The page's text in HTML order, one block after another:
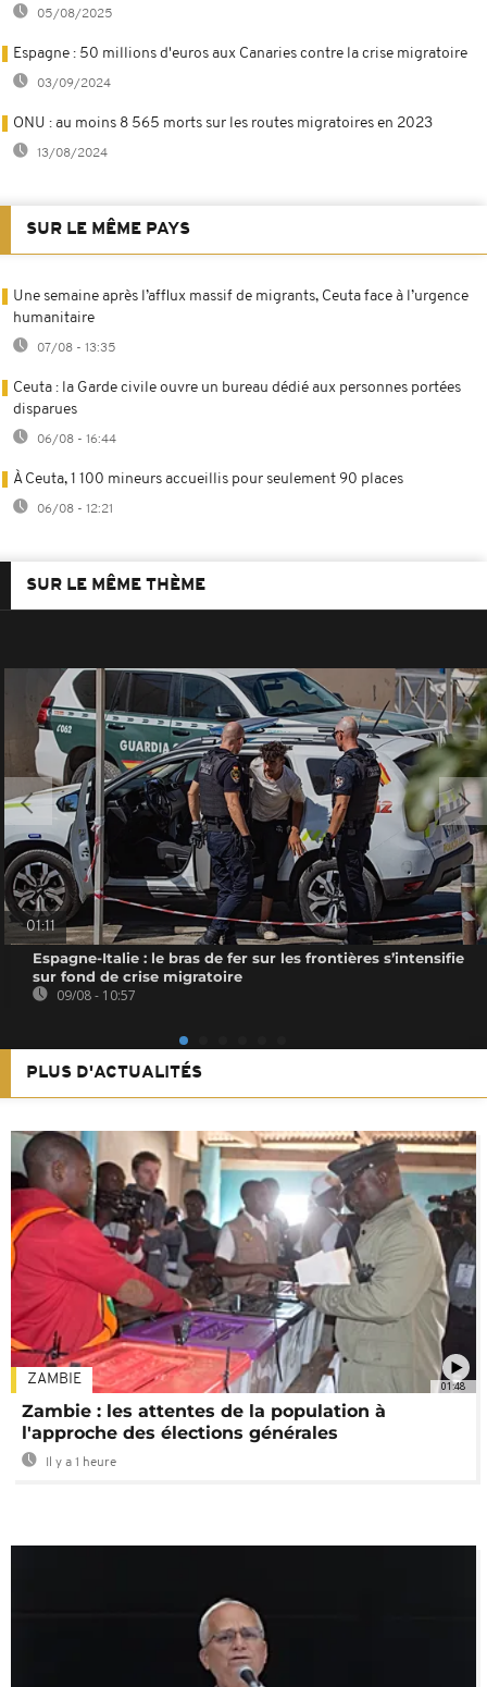
05/08/2025
Espagne : 50 millions d'euros aux Canaries contre la crise migratoire
03/09/2024
ONU : au moins 8 565 morts sur les routes migratoires en 2023
13/08/2024
SUR LE MÊME PAYS
Une semaine après l’afflux massif de migrants, Ceuta face à l’urgence
humanitaire
07/08 - 13:35
Ceuta : la Garde civile ouvre un bureau dédié aux personnes portées
disparues
06/08 - 16:44
À Ceuta, 1 100 mineurs accueillis pour seulement 90 places
06/08 - 12:21
SUR LE MÊME THÈME
01:11
Espagne-Italie : le bras de fer sur les frontières s’intensifie
sur fond de crise migratoire
09/08 - 10:57
PLUS D'ACTUALITÉS
01:48
ZAMBIE
Zambie : les attentes de la population à
l'approche des élections générales
Il y a 1 heure